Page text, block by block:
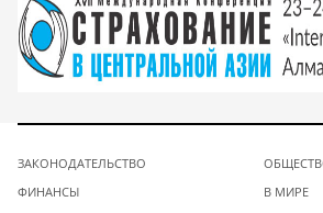
ЗАКОНОДАТЕЛЬСТВО
ФИНАНСЫ
В МИРЕ